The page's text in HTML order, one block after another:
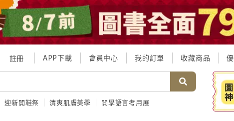
註冊 APP下載 會員中心 我的訂單 收藏商品
迎新開鞋祭 清爽肌膚美學 開學語言考用展